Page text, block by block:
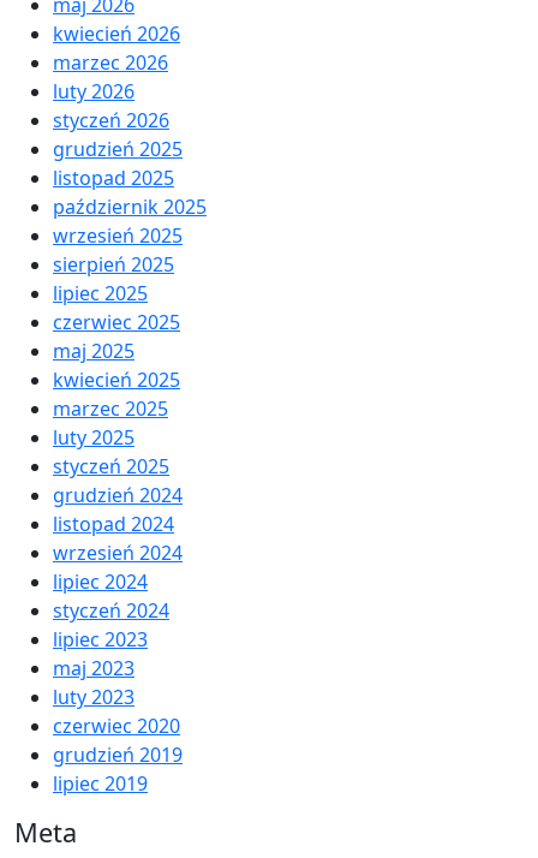
kwiecień 2026
marzec 2026
luty 2026
styczeń 2026
grudzień 2025
listopad 2025
październik 2025
wrzesień 2025
sierpień 2025
lipiec 2025
czerwiec 2025
maj 2025
kwiecień 2025
marzec 2025
luty 2025
styczeń 2025
grudzień 2024
listopad 2024
wrzesień 2024
lipiec 2024
styczeń 2024
lipiec 2023
maj 2023
luty 2023
czerwiec 2020
grudzień 2019
lipiec 2019
Meta